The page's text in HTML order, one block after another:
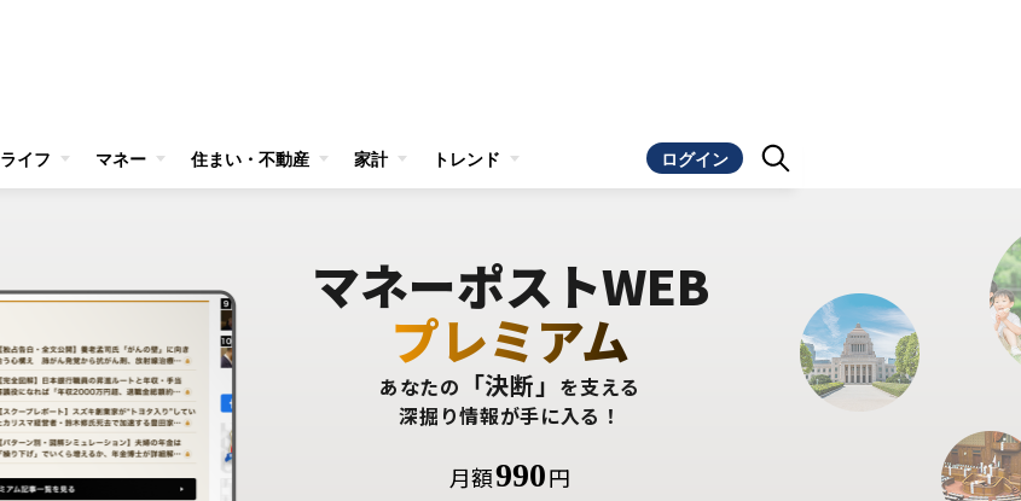
ライフ マネー 住まい・不動産 家計 トレンド ログイン
マネーポストWEB
プレミアム
あなたの 「決断」 を支える
深掘り情報が手に入る！
月額990円